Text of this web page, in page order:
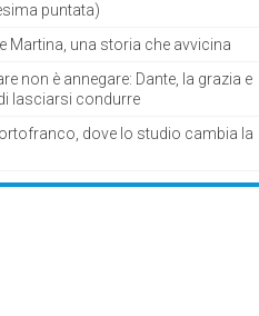
puntata)
Martina, una storia che avvicina
non è annegare: Dante, la grazia e
lasciarsi condurre
dove lo studio cambia la